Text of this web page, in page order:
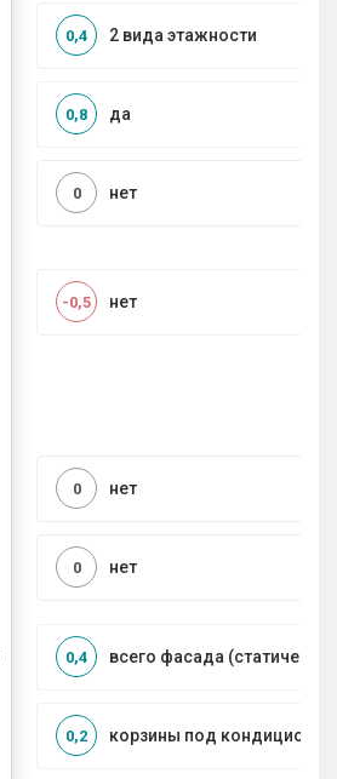
2 вида этажности
0,4
да
0,8
нет
0
нет
-0,5
нет
0
нет
0
всего фасада
0,4
корзины под
0,2